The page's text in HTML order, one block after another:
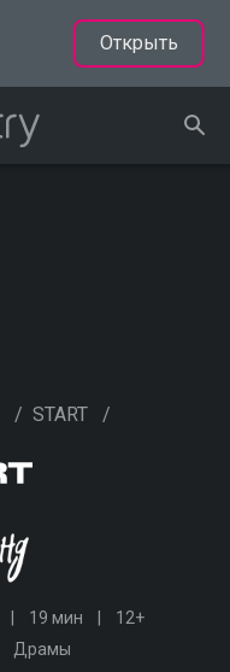
Открыть
/ START /
19 мин
12+
Драмы